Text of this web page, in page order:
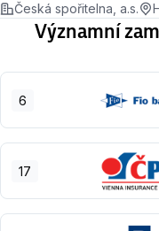
Česká spořitelna, a.s.
Významní
6
17